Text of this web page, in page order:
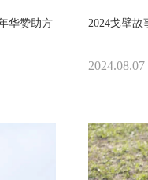
华赞助方
2024戈壁
2024.08.07